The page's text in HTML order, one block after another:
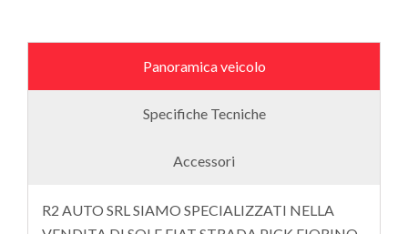
Panoramica veicolo
Specifiche Tecniche
Accessori
R2 AUTO SRL SIAMO SPECIALIZZATI NELLA